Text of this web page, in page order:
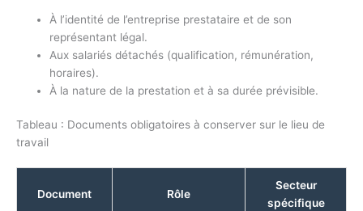
À l’identité de l’entreprise prestataire et de son
représentant légal.
Aux salariés détachés (qualification, rémunération,
horaires).
À la nature de la prestation et à sa durée prévisible.
Tableau : Documents obligatoires à conserver sur le lieu de
travail
Document Rôle
Secteur
spécifique